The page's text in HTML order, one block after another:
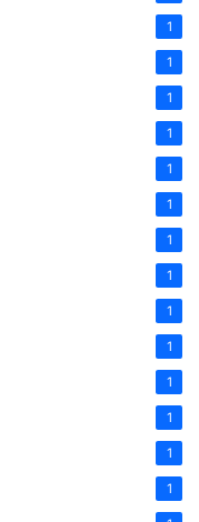
1
1
1
1
1
1
1
1
1
1
1
1
1
1